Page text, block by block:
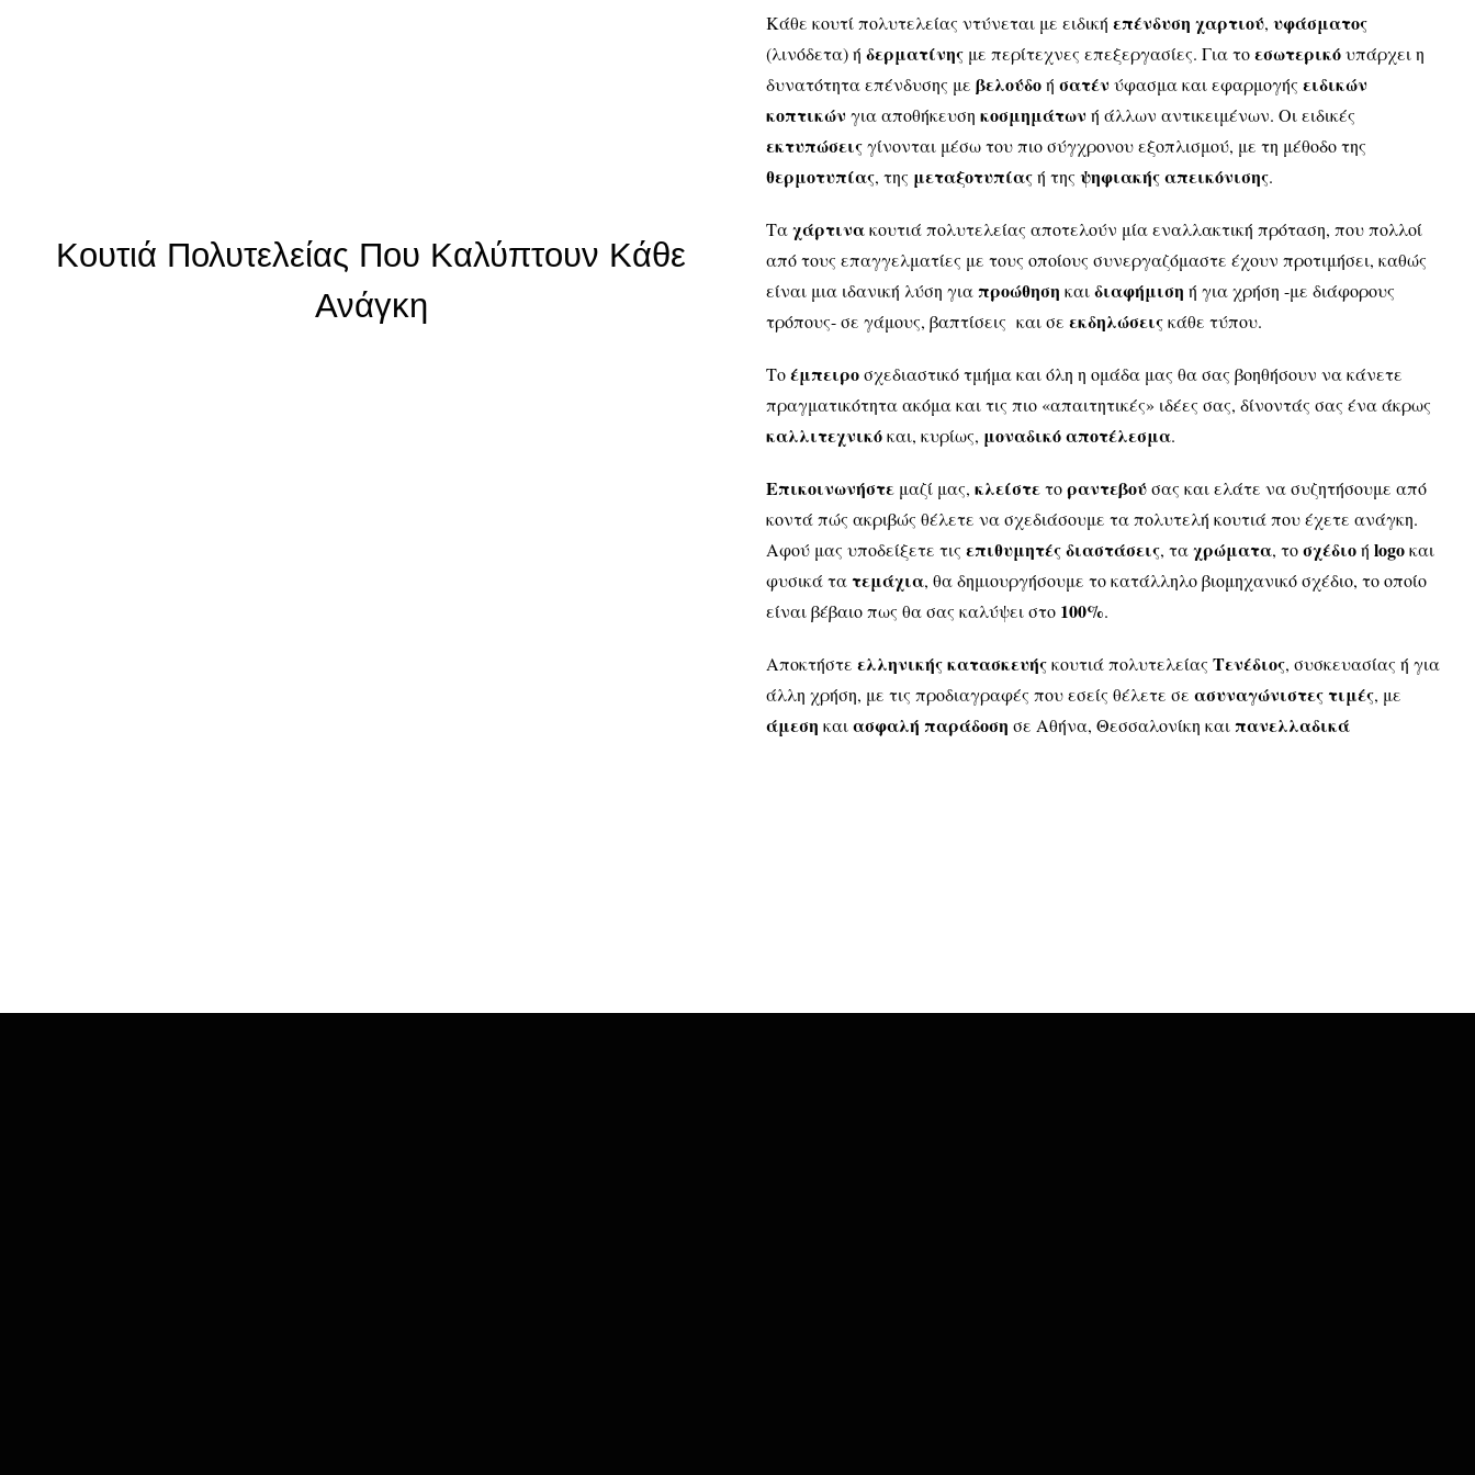
Κουτιά Πολυτελείας Που Καλύπτουν Κάθε
Ανάγκη
Κάθε κουτί πολυτελείας ντύνεται με ειδική επένδυση χαρτιού, υφάσματος
(λινόδετα) ή δερματίνης με περίτεχνες επεξεργασίες. Για τοεσωτερικόυπάρχει η
δυνατότητα επένδυσης με βελούδοή σατένύφασμα και εφαρμογής ειδικών
κοπτικώνγια αποθήκευση κοσμημάτωνή άλλων αντικειμένων. Οι ειδικές
εκτυπώσειςγίνονται μέσω του πιο σύγχρονου εξοπλισμού, με τη μέθοδο της
θερμοτυπίας, της μεταξοτυπίαςή της ψηφιακής απεικόνισης.
Ταχάρτινακουτιά πολυτελείας αποτελούν μία εναλλακτική πρόταση, που πολλοί
από τους επαγγελματίες με τους οποίους συνεργαζόμαστε έχουν προτιμήσει, καθώς
είναι μια ιδανική λύση γιαπροώθηση καιδιαφήμιση ή για χρήση -με διάφορους
τρόπους- σε γάμους, βαπτίσεις και σε εκδηλώσειςκάθε τύπου.
Τοέμπειροσχεδιαστικό τμήμα και όλη η ομάδα μας θα σας βοηθήσουν να κάνετε
πραγματικότητα ακόμα και τις πιο «απαιτητικές» ιδέες σας, δίνοντάς σας ένα άκρως
καλλιτεχνικόκαι, κυρίως, μοναδικό αποτέλεσμα.
Επικοινωνήστε μαζί μας, κλείστετοραντεβούσας και ελάτε να συζητήσουμε από
κοντά πώς ακριβώς θέλετε να σχεδιάσουμε τα πολυτελή κουτιά που έχετε ανάγκη.
Αφού μας υποδείξετε τις επιθυμητές διαστάσεις, ταχρώματα, τοσχέδιοή logoκαι
φυσικά τατεμάχια, θα δημιουργήσουμε το κατάλληλο βιομηχανικό σχέδιο, το οποίο
είναι βέβαιο πως θα σας καλύψει στο 100%.
Αποκτήστε ελληνικής κατασκευήςκουτιά πολυτελείας Τενέδιος, συσκευασίας ή για
άλλη χρήση, με τις προδιαγραφές που εσείς θέλετε σε ασυναγώνιστες τιμές, με
άμεση καιασφαλή παράδοση σε Αθήνα, Θεσσαλονίκη καιπανελλαδικά